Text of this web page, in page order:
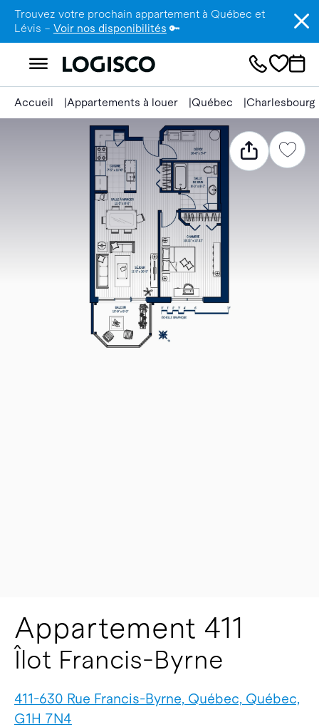
Trouvez votre prochain appartement à Québec et
Lévis – Voir nos disponibilités 🔑
Accueil Appartements à louer Québec Charlesbourg
Appartement 411
Îlot Francis-Byrne
411-630 Rue Francis-Byrne, Québec, Québec,
G1H 7N4